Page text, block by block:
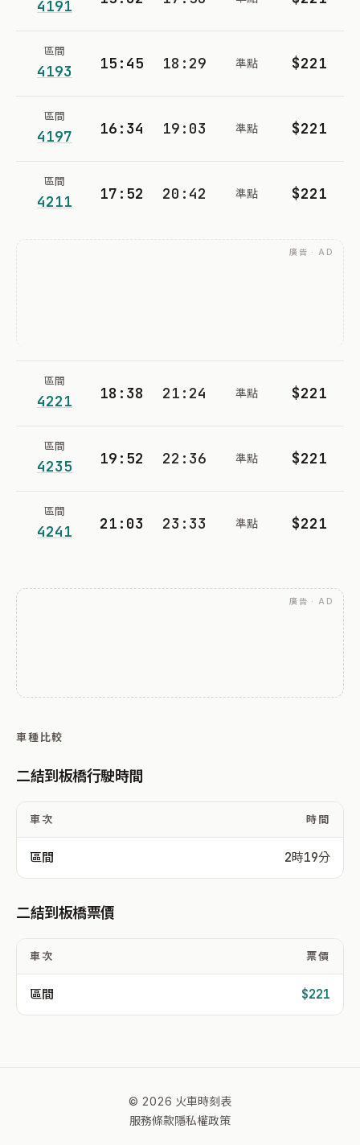
4191
區間
4193 15:45 18:29 準點 $221
區間
4197 16:34 19:03 準點 $221
區間
4211 17:52 20:42 準點 $221
廣告 · AD
區間
4221 18:38 21:24 準點 $221
區間
4235 19:52 22:36 準點 $221
區間
4241 21:03 23:33 準點 $221
廣告 · AD
車種比較
二結到板橋行駛時間
車次 時間
區間 2時19分
二結到板橋票價
車次 票價
區間 $221
© 2026 火車時刻表
服務條款隱私權政策